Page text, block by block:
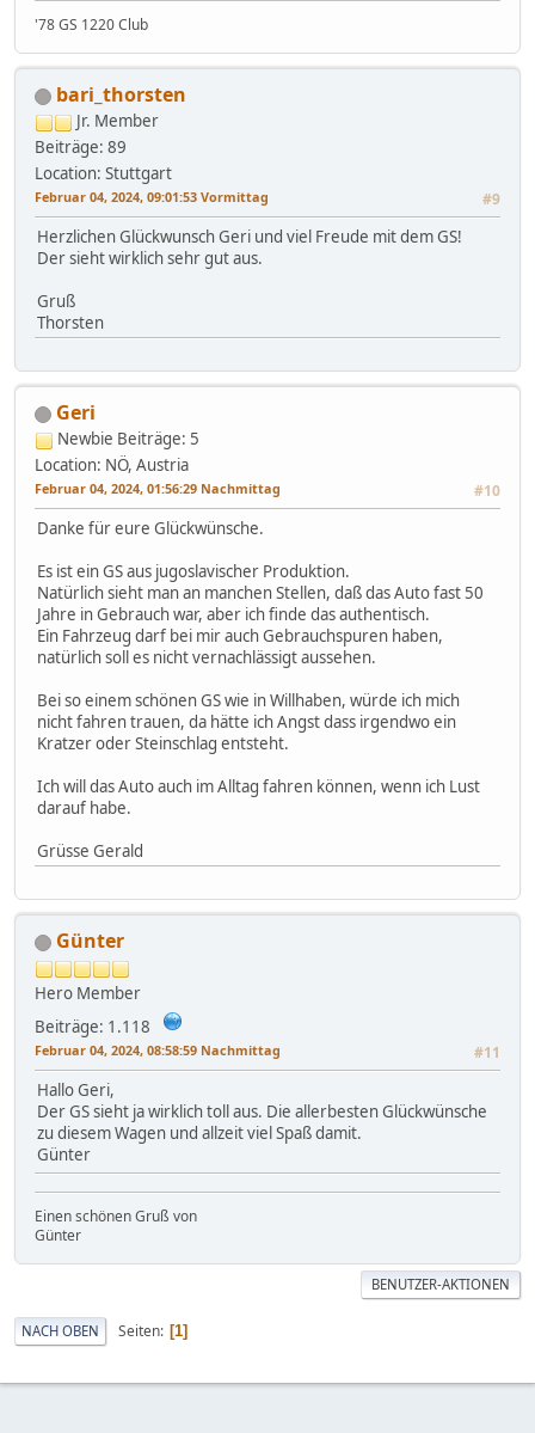
'78 GS 1220 Club
bari_thorsten
Jr. Member
Beiträge: 89
Location: Stuttgart
Februar 04, 2024, 09:01:53 Vormittag #9
Herzlichen Glückwunsch Geri und viel Freude mit dem GS!
Der sieht wirklich sehr gut aus.
Gruß
Thorsten
Geri
Newbie Beiträge: 5
Location: NÖ, Austria
Februar 04, 2024, 01:56:29 Nachmittag #10
Danke für eure Glückwünsche.
Es ist ein GS aus jugoslavischer Produktion.
Natürlich sieht man an manchen Stellen, daß das Auto fast 50
Jahre in Gebrauch war, aber ich finde das authentisch.
Ein Fahrzeug darf bei mir auch Gebrauchspuren haben,
natürlich soll es nicht vernachlässigt aussehen.
Bei so einem schönen GS wie in Willhaben, würde ich mich
nicht fahren trauen, da hätte ich Angst dass irgendwo ein
Kratzer oder Steinschlag entsteht.
Ich will das Auto auch im Alltag fahren können, wenn ich Lust
darauf habe.
Grüsse Gerald
Günter
Hero Member
Beiträge: 1.118
Februar 04, 2024, 08:58:59 Nachmittag #11
Hallo Geri,
Der GS sieht ja wirklich toll aus. Die allerbesten Glückwünsche
zu diesem Wagen und allzeit viel Spaß damit.
Günter
Einen schönen Gruß von
Günter
BENUTZER-AKTIONEN
NACH OBEN Seiten 1